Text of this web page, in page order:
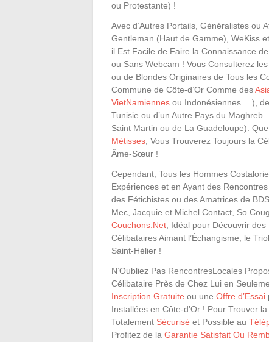
ou Protestante) !
Avec d’Autres Portails, Généralistes ou
Gentleman (Haut de Gamme), WeKiss
il Est Facile de Faire la Connaissance
ou Sans Webcam ! Vous Consulterez
ou de Blondes Originaires de Tous les
Commune de Côte-d’Or Comme des
VietNamiennes ou Indonésiennes …),
Tunisie ou d’un Autre Pays du
Saint Martin ou de La Guadeloupe).
Métisses , Vous Trouverez Toujours la
Âme-Sœur !
Cependant, Tous les Hommes
Expériences et en Ayant des
des Fétichistes ou des Amatrices de
Mec, Jacquie et Michel Contact, So
Couchons.Net , Idéal pour Découvrir
Célibataires Aimant l’Échangisme, le
Saint-Hélier !
N’Oubliez Pas RencontresLocales
Célibataire Près de Chez Lui en
Inscription Gratuite ou une Offre d’Essai
Installées en Côte-d’Or ! Pour Trouver
Totalement Sécurisé et Possible au
Profitez de la Garantie Satisfait Ou